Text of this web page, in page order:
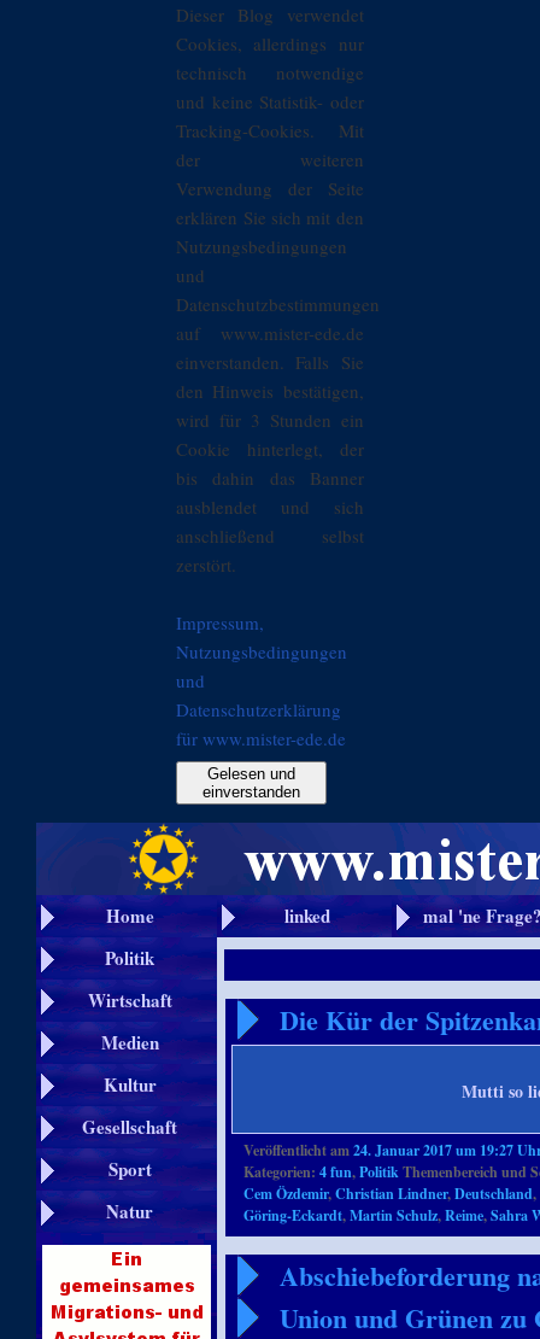
Dieser Blog verwendet
Cookies, allerdings nur
technisch notwendige
und keine Statistik- oder
Tracking-Cookies. Mit
der weiteren
Verwendung der Seite
erklären Sie sich mit den
Nutzungsbedingungen
und
Datenschutzbestimmungen
auf www.mister-ede.de
einverstanden. Falls Sie
den Hinweis bestätigen,
wird für 3 Stunden ein
Cookie hinterlegt, der
bis dahin das Banner
ausblendet und sich
anschließend selbst
zerstört.
Impressum,
Nutzungsbedingungen
und
Datenschutzerklärung
für www.mister-ede.de
Gelesen und
einverstanden
Home linked
mal 'ne
Politik
Wirtschaft
Medien
Kultur
Gesellschaft
Sport
Natur
Die Kür der
Mutti so
Veröffentlicht am24. Januar 2017 um 19:27
Kategorien:4 fun,PolitikThemenbereich und
Cem Özdemir,Christian Lindner,Deutschland,
Göring-Eckardt,Martin Schulz,Reime,Sahra
Abschiebeforderung
Union und Grünen zu